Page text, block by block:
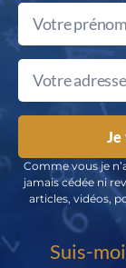
Comme vous je
jamais cédée ni
articles, vidéos,
Suis-